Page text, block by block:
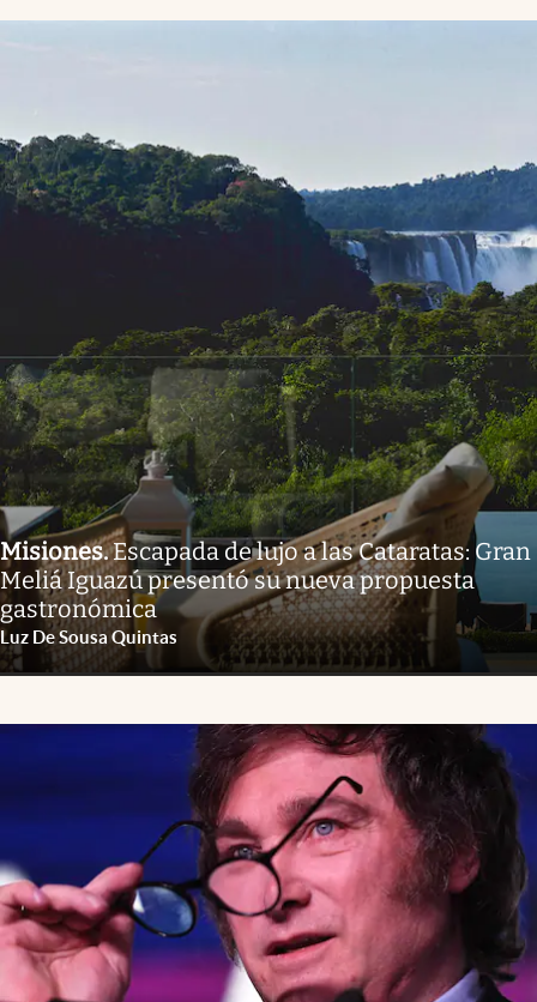
Misiones.Escapada de lujo a las Cataratas: Gran
Meliá Iguazú presentó su nueva propuesta
gastronómica
Luz De Sousa Quintas